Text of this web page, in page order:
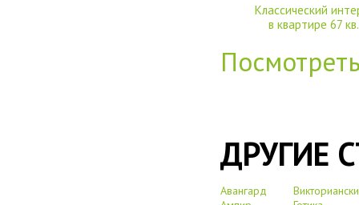
Классический
в квартире 67
ДРУГИЕ
Авангард